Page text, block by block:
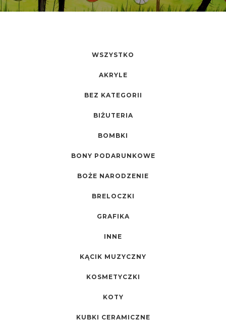
WSZYSTKO
AKRYLE
BEZ KATEGORII
BIŻUTERIA
BOMBKI
BONY PODARUNKOWE
BOŻE NARODZENIE
BRELOCZKI
GRAFIKA
INNE
KĄCIK MUZYCZNY
KOSMETYCZKI
KOTY
KUBKI CERAMICZNE